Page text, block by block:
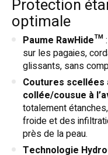
Protection
optimale
Paume RawHide™
sur les pagaies,
glissants, sans
Coutures
collée/cousue à
totalement
froide et des
près de la peau.
Technologie